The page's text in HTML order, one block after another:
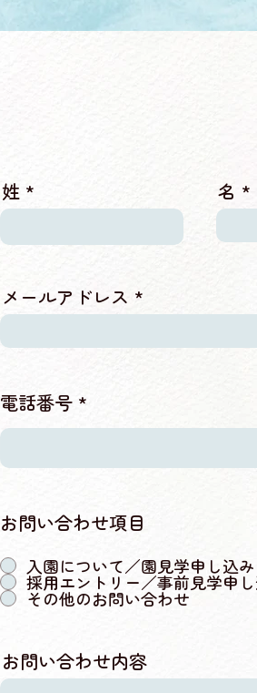
姓 名
メールアドレス
電話番号
お問い合わせ項目
入園について／園見学申し込み
採用エントリー／事前見学申
その他のお問い合わせ
お問い合わせ内容